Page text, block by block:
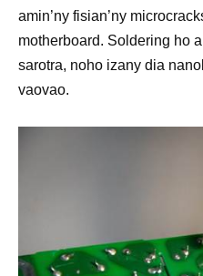
amin’ny fisian’ny
motherboard. Soldering ho
sarotra, noho izany dia
vaovao.